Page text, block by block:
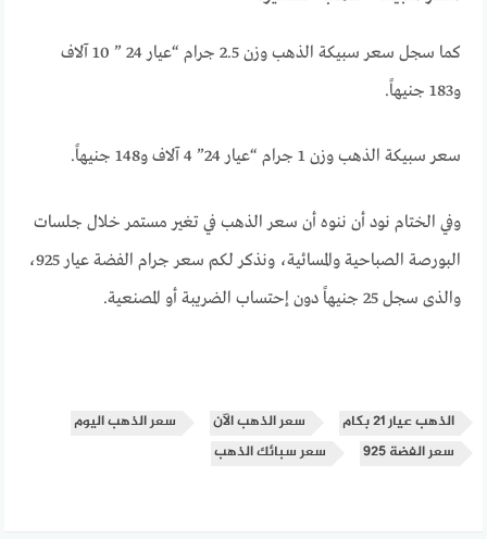
كما سجل سعر سبيكة الذهب وزن 2.5 جرام “عيار 24 ” 10 آلاف
و183 جنيهاً.
سعر سبيكة الذهب وزن 1 جرام “عيار 24” 4 آلاف و148 جنيهاً.
وفي الختام نود أن ننوه أن سعر الذهب في تغير مستمر خلال جلسات
البورصة الصباحية والمسائية، ونذكر لكم سعر جرام الفضة عيار 925،
والذى سجل 25 جنيهاً دون إحتساب الضريبة أو المصنعية.
الذهب عيار 21 بكام سعر الذهب الآن
سعر الذهب اليوم
سعر الفضة 925
سعر سبائك الذهب